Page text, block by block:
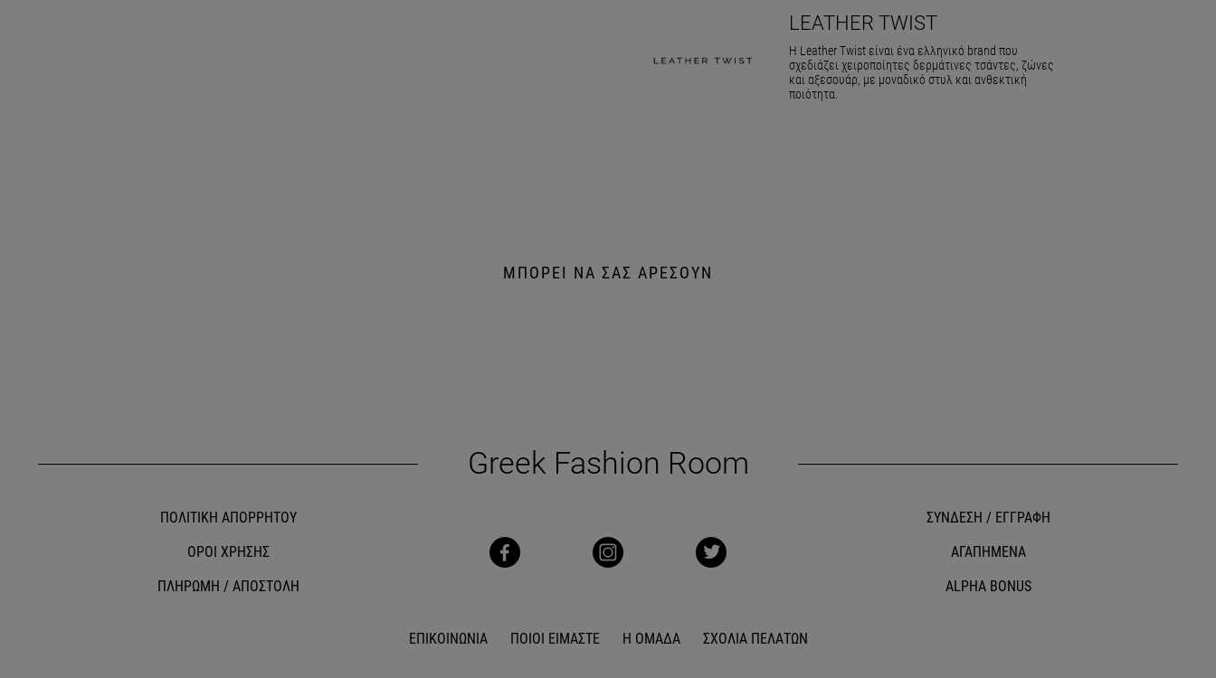
LEATHER TWIST
Η Leather Twist είναι ένα ελληνικό brand που
σχεδιάζει χειροποίητες δερμάτινες τσάντες, ζώνες
και αξεσουάρ, με μοναδικό στυλ και ανθεκτική
ποιότητα.
ΜΠΟΡΕΙ ΝΑ ΣΑΣ ΑΡΕΣΟΥΝ
ΠΟΛΙΤΙΚΗ ΑΠΟΡΡΗΤΟΥ
ΟΡΟΙ ΧΡΗΣΗΣ
ΠΛΗΡΩΜΗ / ΑΠΟΣΤΟΛΗ
Greek Fashion Room
ΣΥΝΔΕΣΗ / ΕΓΓΡΑΦΗ
ΑΓΑΠΗΜΕΝΑ
ALPHA BONUS
ΕΠΙΚΟΙΝΩΝΙΑ ΠΟΙΟΙ ΕΙΜΑΣΤΕ Η ΟΜΑΔΑ ΣΧΟΛΙΑ ΠΕΛΑΤΩΝ